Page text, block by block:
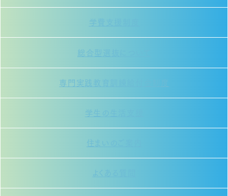
学費支援制度
総合型選抜について
専門実践教育訓練給付金制度
学生の生活支援
住まいのご案内
よくある質問